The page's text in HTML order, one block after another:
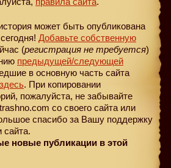
может быть опубликована
Добавьте собственную
(регистрация не требуется)
предыдущей/следующей
в основную часть сайта
здесь. При копировании
пожалуйста, не забывайте
со своего сайта или
спасибо за Вашу поддержку
сайта.
новые публикации в этой